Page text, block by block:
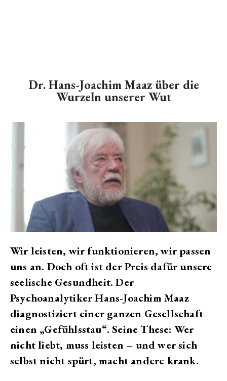
Dr. Hans-Joachim Maaz über die
Wurzeln unserer Wut
Wir leisten, wir funktionieren, wir passen
uns an. Doch oft ist der Preis dafür unsere
seelische Gesundheit. Der
Psychoanalytiker Hans-Joachim Maaz
diagnostiziert einer ganzen Gesellschaft
einen „Gefühlsstau“. Seine These: Wer
nicht liebt, muss leisten – und wer sich
selbst nicht spürt, macht andere krank.